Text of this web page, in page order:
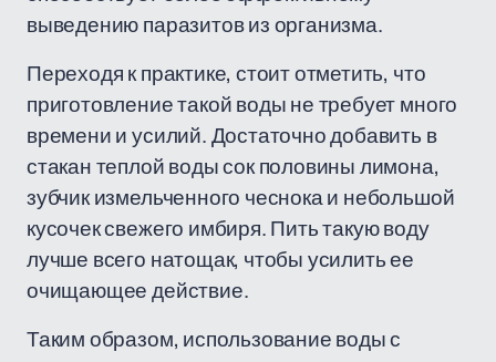
выведению паразитов из организма.
Переходя к практике, стоит отметить, что
приготовление такой воды не требует много
времени и усилий. Достаточно добавить в
стакан теплой воды сок половины лимона,
зубчик измельченного чеснока и небольшой
кусочек свежего имбиря. Пить такую воду
лучше всего натощак, чтобы усилить ее
очищающее действие.
Таким образом, использование воды с